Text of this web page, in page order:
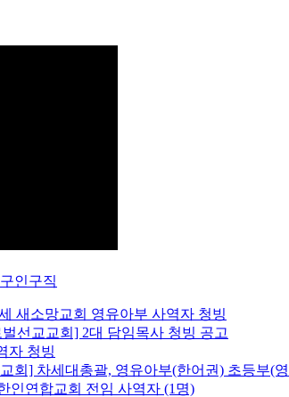
구인구직
새소망교회 영유아부 사역자 청빙
선교교회] 2대 담임목사 청빙 공고
자 청빙
회] 차세대총괄, 영유아부(한어권) 초등부(
인연합교회 전임 사역자 (1명)